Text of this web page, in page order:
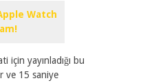
Watch
için yayınladığı bu
ve 15 saniye